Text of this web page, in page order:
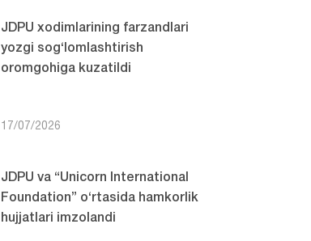
JDPU xodimlarining farzandlari
yozgi sog‘lomlashtirish
oromgohiga kuzatildi
17/07/2026
JDPU va “Unicorn International
Foundation” o‘rtasida hamkorlik
hujjatlari imzolandi